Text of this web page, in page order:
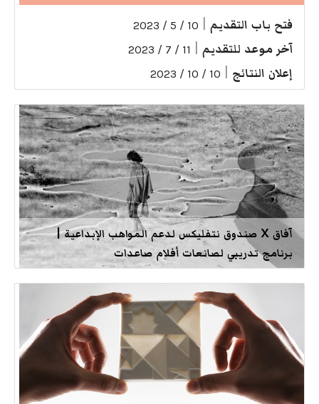
فتح باب التقديم 10 / 5 / 2023
آخر موعد للتقديم 11 / 7 / 2023
إعلان النتائج 10 / 10 / 2023
آفاق X صندوق نتفليكس لدعم المواهب الإبداعية |
برنامج تدريبي لصانعات أفلام صاعدات